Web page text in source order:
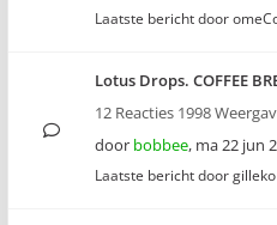
Laatste bericht door
Lotus Drops. COFFEE
12 Reacties 1998
door bobbee, ma 22 jun
Laatste bericht door